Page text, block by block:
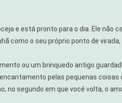
e está pronto para o dia. Ele não
como o seu próprio ponto de virada,
ou um brinquedo antigo
pelas pequenas coisas
no segundo em que você volta, o